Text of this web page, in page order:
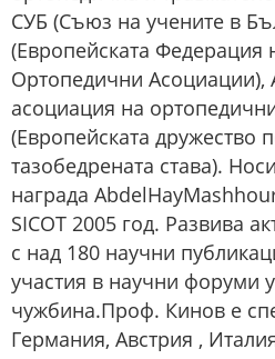
СУБ (Съюз на учените в
(Европейската Федерация
Ортопедични Асоциации),
асоциация на
(Европейската дружество
тазобедрената става).
награда
SICOT 2005 год. Развива
с над 180 научни
участия в научни форуми
чужбина.Проф. Кинов е
Германия, Австрия ,